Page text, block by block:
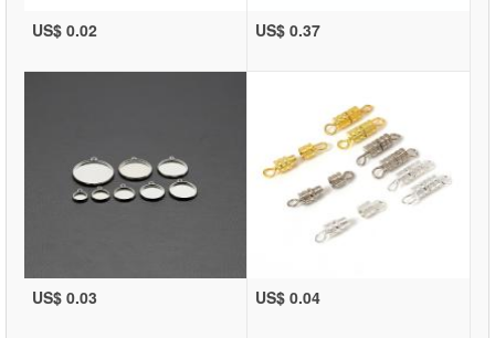
US$ 0.02 US$ 0.37
US$ 0.03 US$ 0.04